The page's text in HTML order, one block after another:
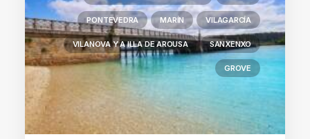
PONTEVEDRA MARÍN VILAGARCÍA
VILANOVA Y A ILLA DE AROUSA SANXENXO
GROVE